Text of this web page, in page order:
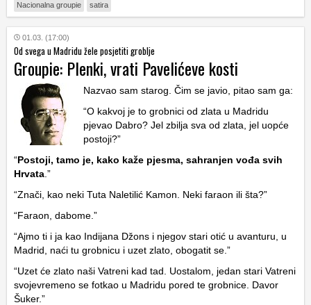
Nacionalna groupie satira
01.03. (17:00)
Od svega u Madridu žele posjetiti groblje
Groupie: Plenki, vrati Pavelićeve kosti
Nazvao sam starog. Čim se javio, pitao sam ga:
“O kakvoj je to grobnici od zlata u Madridu
pjevao Dabro? Jel zbilja sva od zlata, jel uopće
postoji?”
“Postoji, tamo je, kako kaže pjesma, sahranjen vođa svih
Hrvata .”
“Znači, kao neki Tuta Naletilić Kamon. Neki faraon ili šta?”
“Faraon, dabome.”
“Ajmo ti i ja kao Indijana Džons i njegov stari otić u avanturu, u
Madrid, naći tu grobnicu i uzet zlato, obogatit se.”
“Uzet će zlato naši Vatreni kad tad. Uostalom, jedan stari Vatreni
svojevremeno se fotkao u Madridu pored te grobnice. Davor
Šuker.”